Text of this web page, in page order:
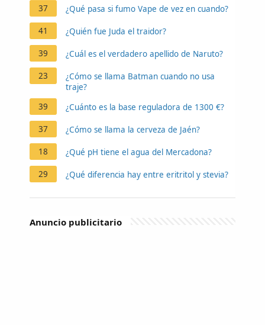
37 ¿Qué pasa si fumo Vape de vez en cuando?
41 ¿Quién fue Juda el traidor?
39 ¿Cuál es el verdadero apellido de Naruto?
23
¿Cómo se llama Batman cuando no usa
traje?
39
¿Cuánto es la base reguladora de 1300 €?
37 ¿Cómo se llama la cerveza de Jaén?
18 ¿Qué pH tiene el agua del Mercadona?
29 ¿Qué diferencia hay entre eritritol y stevia?
Anuncio publicitario